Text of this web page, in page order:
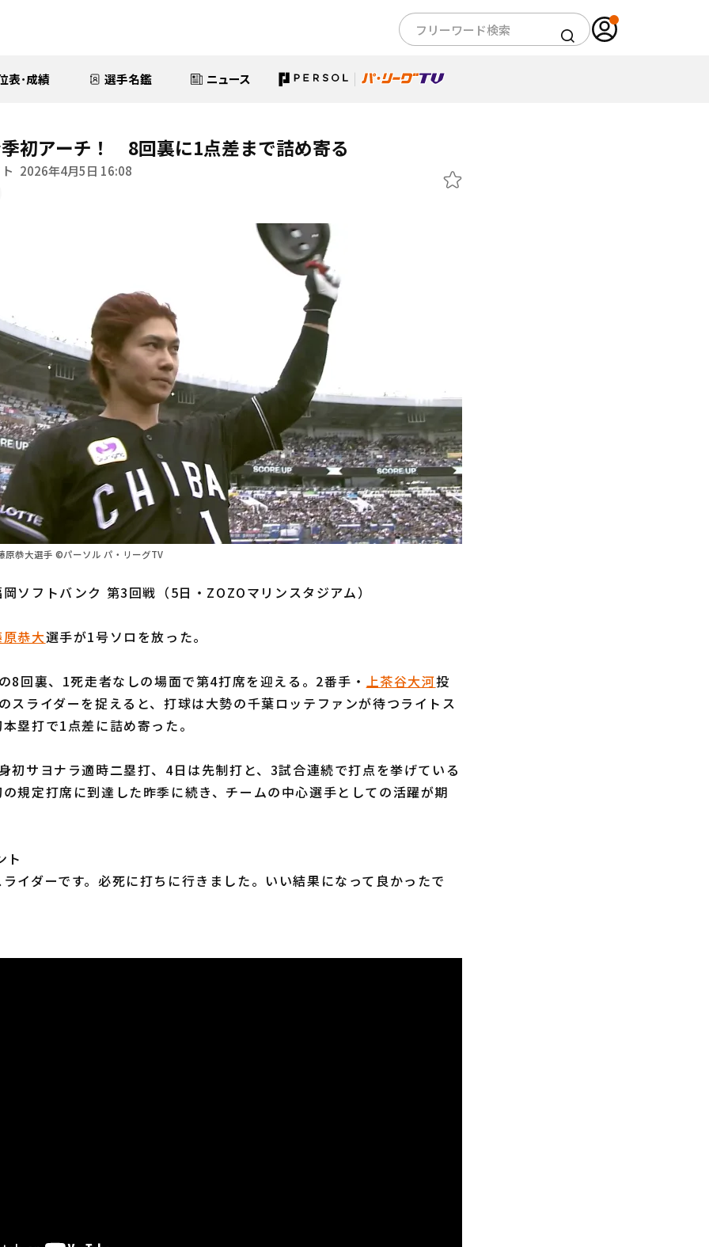
表･成績 選手名鑑 ニュース
初アーチ！ 8回裏に1点差まで詰め寄る
2026年4月5日 16:08
原恭大選手 ©パーソル パ・リーグTV
ソフトバンク 第3回戦（5日・ZOZOマリンスタジアム）
原恭大選手が1号ソロを放った。
回裏、1死走者なしの場面で第4打席を迎える。2番手・ 上茶谷大河投
スライダーを捉えると、打球は大勢の千葉ロッテファンが待つライトス
塁打で1点差に詰め寄った。
サヨナラ適時二塁打、4日は先制打と、3試合連続で打点を挙げている
規定打席に到達した昨季に続き、チームの中心選手としての活躍が期
ト
イダーです。必死に打ちに行きました。いい結果になって良かったで